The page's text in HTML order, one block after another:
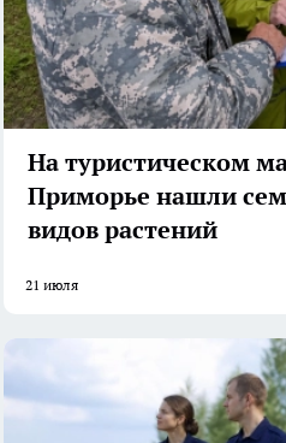
На туристическом
Приморье нашли
видов растений
21 июля